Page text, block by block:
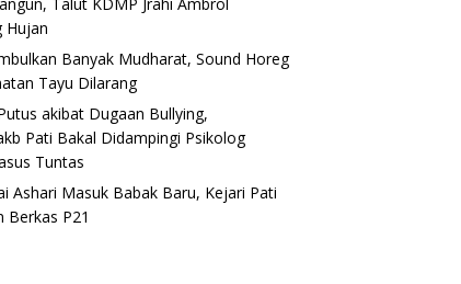
Hujan
Banyak Mudharat, Sound Horeg
Tayu Dilarang
akibat Dugaan Bullying,
Pati Bakal Didampingi Psikolog
Tuntas
Ashari Masuk Babak Baru, Kejari Pati
Berkas P21